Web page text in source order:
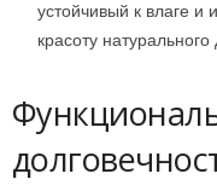
устойчивый к влаге и
красоту